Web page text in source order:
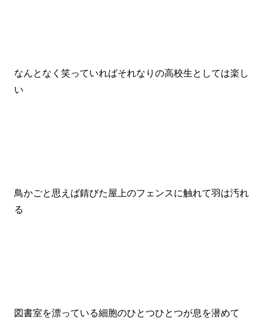
なんとなく笑っていればそれなりの高校生としては楽し
い
鳥かごと思えば錆びた屋上のフェンスに触れて羽は汚れ
る
図書室を漂っている細胞のひとつひとつが息を潜めて